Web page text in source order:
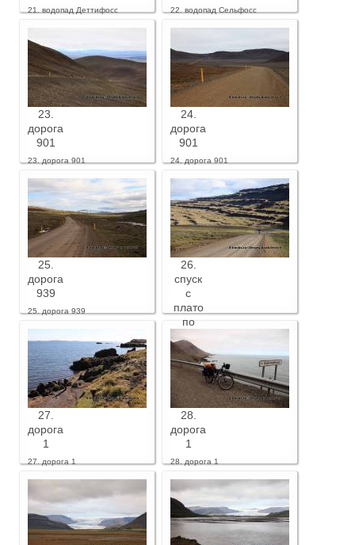
21. водопад Деттифосс 22. водопад Сельфосс
23.
дорога
901
23. дорога 901
24.
дорога
901
24. дорога 901
25.
дорога
939
25. дорога 939
26.
спуск
с
плато
по
дороге
939
26. спуск с плато по дороге
27.
дорога
1
27. дорога 1
28.
дорога
1
28. дорога 1